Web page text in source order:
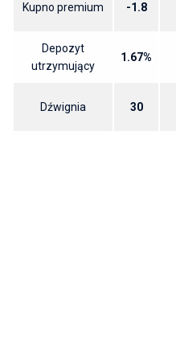
Kupno premium -1.8
Depozyt
utrzymujący
1.67%
Dźwignia 30